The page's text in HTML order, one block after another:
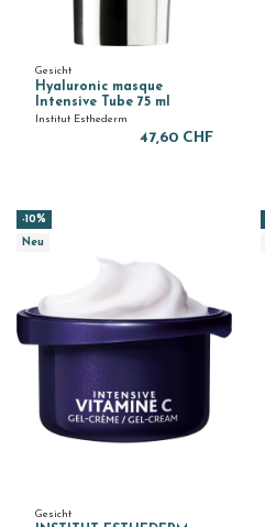
Gesicht
Hyaluronic masque
Intensive Tube 75 ml
Institut Esthederm
47,60 CHF
-10%
Neu
Gesicht